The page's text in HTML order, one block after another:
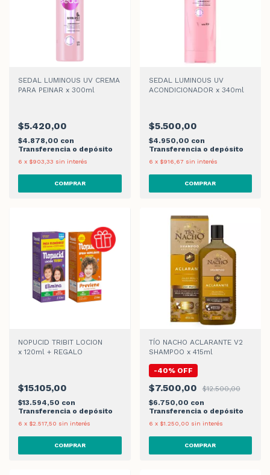
SEDAL LUMINOUS UV CREMA
PARA PEINAR x 300ml
$5.420,00
$4.878,00 con
Transferencia o depósito
6 x $903,33 sin interés
SEDAL LUMINOUS UV
ACONDICIONADOR x 340ml
$5.500,00
$4.950,00 con
Transferencia o depósito
6 x $916,67 sin interés
NOPUCID TRIBIT LOCION
x 120ml + REGALO
$15.105,00
$13.594,50 con
Transferencia o depósito
6 x $2.517,50 sin interés
TÍO NACHO ACLARANTE V2
SHAMPOO x 415ml
-40% OFF
$7.500,00
$12.500,00
$6.750,00 con
Transferencia o depósito
6 x $1.250,00 sin interés